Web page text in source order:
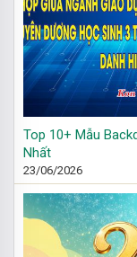
Top 10+ Mẫu
Nhất
23/06/2026